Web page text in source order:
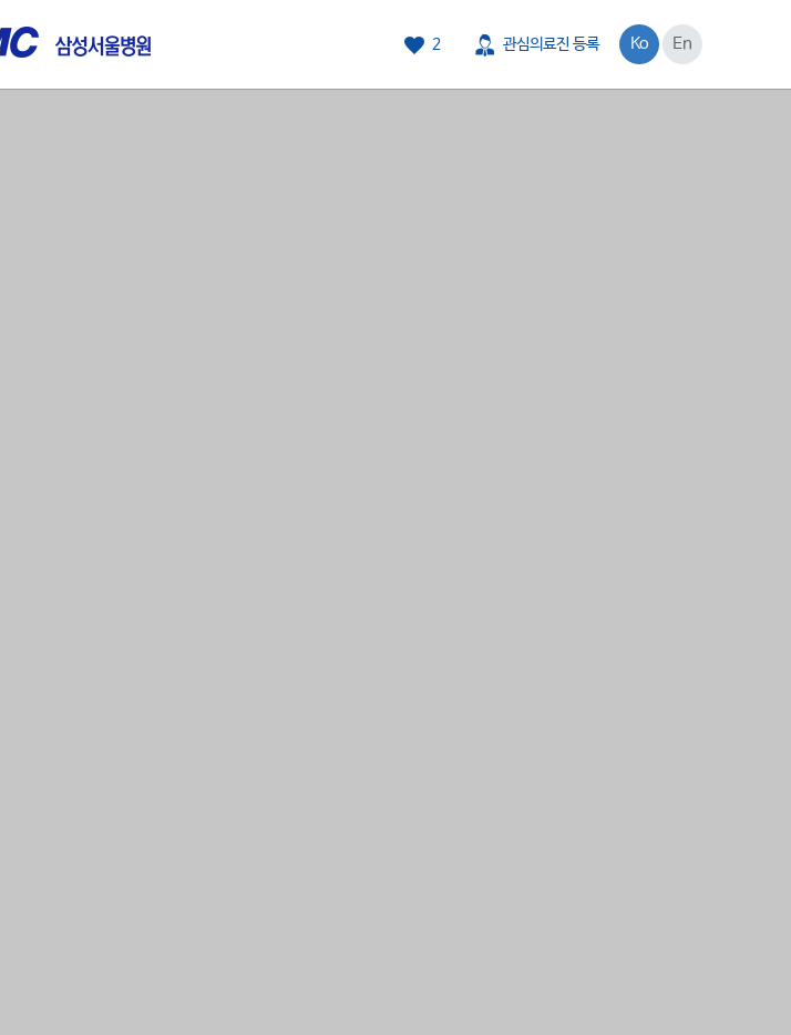
2 관심의료진 등록 Ko En